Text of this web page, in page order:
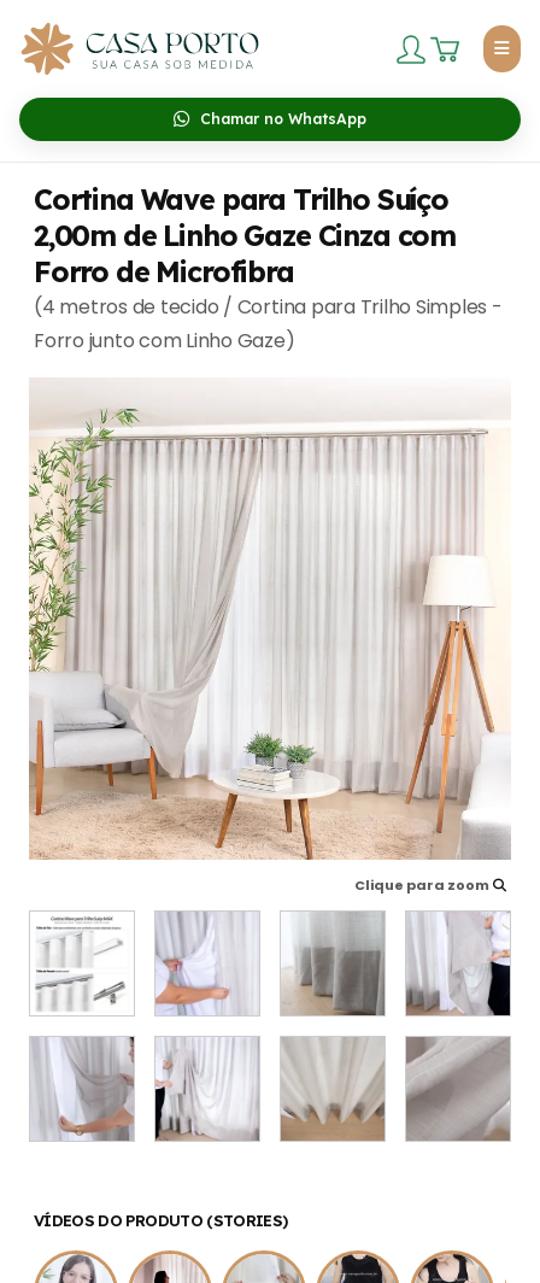
Chamar no WhatsApp
Cortina Wave para Trilho Suíço
2,00m de Linho Gaze Cinza com
Forro de Microfibra
(4 metros de tecido / Cortina para Trilho Simples -
Forro junto com Linho Gaze)
Clique para zoom
VÍDEOS DO PRODUTO (STORIES)